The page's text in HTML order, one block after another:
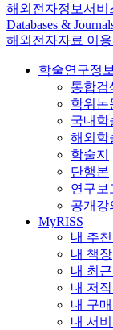
해외전자정보서비
Databases &
해외전자자료 이용
학술연구정
통합검
학위논
국내학
해외학
학술지
단행본
연구보
공개강
MyRISS
내 추
내 책장
내 최
내 저
내 구
내 서